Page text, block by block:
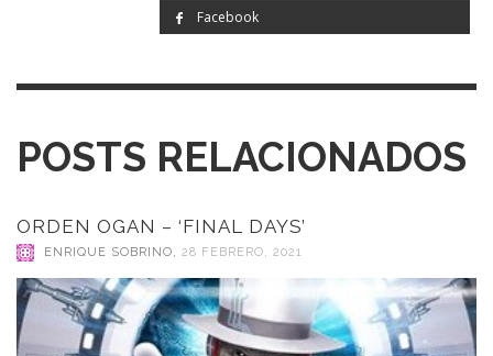
Facebook
POSTS RELACIONADOS
ORDEN OGAN – ‘FINAL DAYS’
ENRIQUE SOBRINO, 28 FEBRERO, 2021